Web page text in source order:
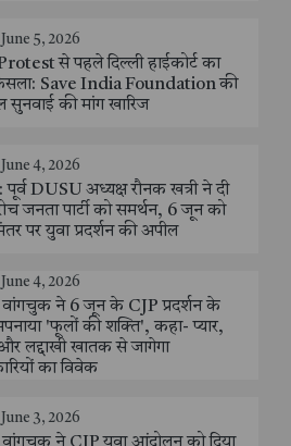
June 5, 2026
से पहले दिल्ली हाईकोर्ट का
Save India Foundation की
सुनवाई की मांग खारिज
June 4, 2026
पूर्व DUSU अध्यक्ष रौनक खत्री ने दी
जनता पार्टी को समर्थन, 6 जून को
पर युवा प्रदर्शन की अपील
June 4, 2026
वांगचुक ने 6 जून के CJP प्रदर्शन के
'फूलों की शक्ति', कहा- प्यार,
लद्दाखी खातक से जागेगा
का विवेक
June 3, 2026